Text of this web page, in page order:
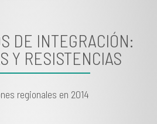
DE INTEGRACIÓN:
Y RESISTENCIAS
regionales en 2014